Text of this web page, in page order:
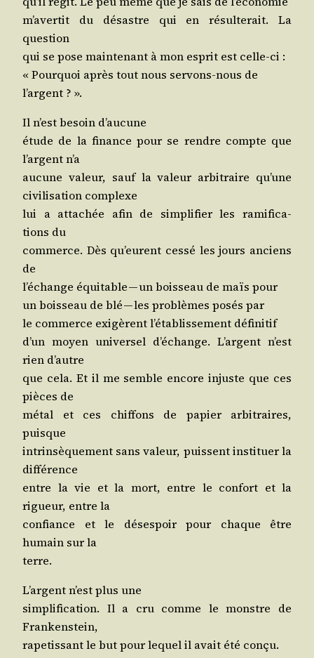
m’a­ver­tit du désastre qui en résul­te­rait. La
question
qui se pose main­te­nant à mon esprit est celle-ci :
« Pour­quoi après tout nous ser­vons-nous de
l’argent ? ».
Il n’est besoin d’aucune
étude de la finance pour se rendre compte que
l’argent n’a
aucune valeur, sauf la valeur arbi­traire qu’une
civi­li­sa­tion complexe
lui a atta­chée afin de sim­pli­fier les rami­fi­ca­
tions du
com­merce. Dès qu’eurent ces­sé les jours anciens
de
l’é­change équi­table — un bois­seau de maïs pour
un bois­seau de blé — les pro­blèmes posés par
le com­merce exi­gèrent l’é­ta­blis­se­ment définitif
d’un moyen uni­ver­sel d’é­change. L’argent n’est
rien d’autre
que cela. Et il me semble encore injuste que ces
pièces de
métal et ces chif­fons de papier arbi­traires,
puisque
intrin­sè­que­ment sans valeur, puissent ins­ti­tuer la
différence
entre la vie et la mort, entre le confort et la
rigueur, entre la
confiance et le déses­poir pour chaque être
humain sur la
terre.
L’argent n’est plus une
sim­pli­fi­ca­tion. Il a cru comme le monstre de
Frankenstein,
rape­tis­sant le but pour lequel il avait été conçu.